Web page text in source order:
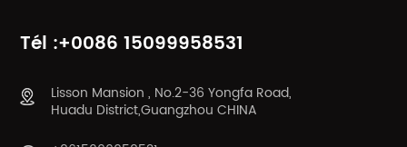
Tél :+0086 15099958531
Lisson Mansion , No.2-36 Yongfa Road,
Huadu District,Guangzhou CHINA